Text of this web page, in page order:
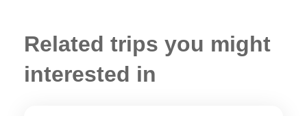
Related trips you might
interested in